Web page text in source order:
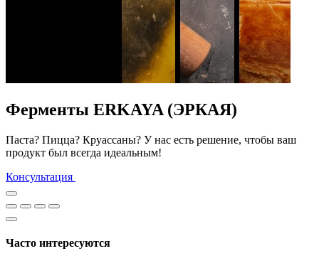
Ферменты ERKAYA (ЭРКАЯ)
Паста? Пицца? Круассаны? У нас есть решение, чтобы ваш
продукт был всегда идеальным!
Консультация
Часто интересуются